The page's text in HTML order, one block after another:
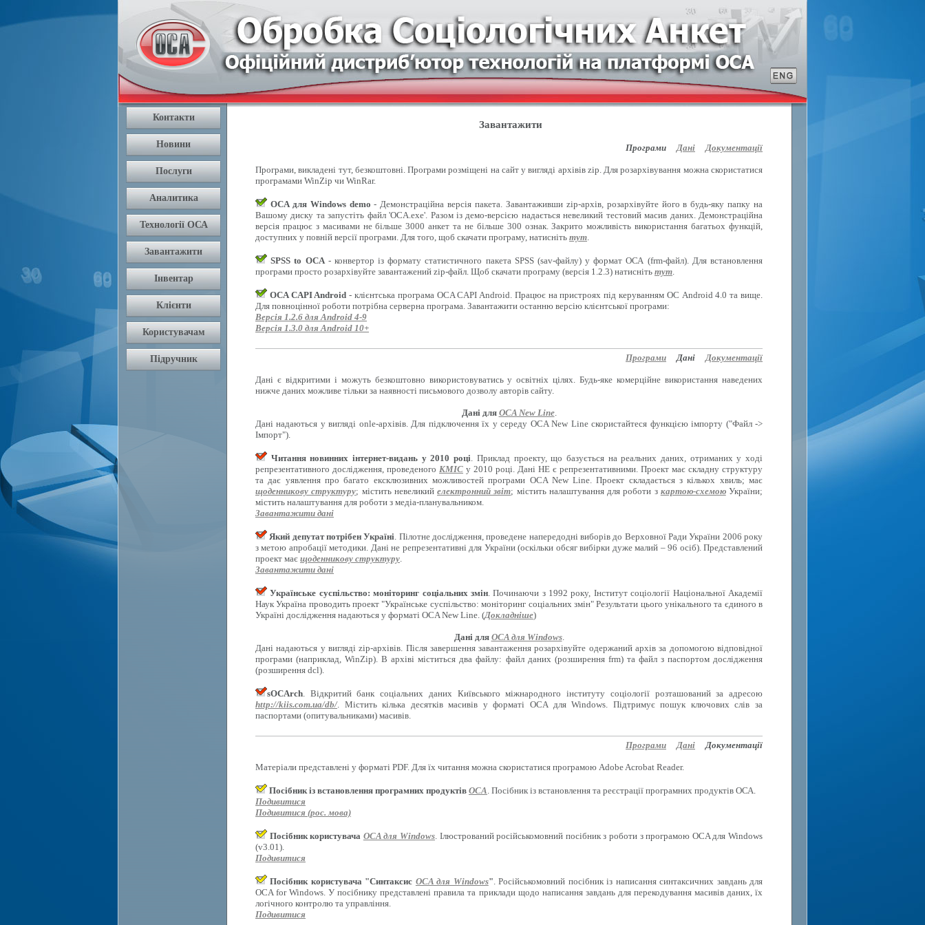
Завантажити
ПрограмиДані Документації
Програми, викладені тут, безкоштовні. Програми розміщені на сайт у вигляді архівів zip. Для розархівування можна скористатися
програмами WinZip чи WinRar.
OCA для Windows demo - Демонстраційна версія пакета. Завантаживши zip-архів, розархівуйте його в будь-яку папку на
Вашому диску та запустіть файл 'OCA.exe'. Разом із демо-версією надається невеликий тестовий масив даних. Демонстраційна
версія працює з масивами не більше 3000 анкет та не більше 300 ознак. Закрито можливість використання багатьох функцій,
доступних у повній версії програми. Для того, щоб скачати програму, натисніть тут.
SPSS to OCA- конвертор із формату статистичного пакета SPSS (sav-файлу) у формат ОСА (frm-файл). Для встановлення
програми просто розархівуйте завантажений zip-файл. Щоб скачати програму (версія 1.2.3) натисніть тут.
OCA CAPI Android - клієнтська програма OCA CAPI Android. Працює на пристроях під керуванням ОС Android 4.0 та вище.
Для повноцінної роботи потрібна серверна програма. Завантажити останню версію клієнтської програми:
Версія 1.2.6 для Android 4-9
Версія 1.3.0 для Android 10+
Програми ДаніДокументації
Дані є відкритими і можуть безкоштовно використовуватись у освітніх цілях. Будь-яке комерційне використання наведених
нижче даних можливе тільки за наявності письмового дозволу авторів сайту.
Дані для OCA New Line.
Дані надаються у вигляді onle-архівів. Для підключення їх у середу OCA New Line скористайтеся функцією імпорту ("Файл ->
Імпорт").
Читання новинних інтернет-видань у 2010 році. Приклад проекту, що базується на реальних даних, отриманих у ході
репрезентативного дослідження, проведеного КМІС у 2010 році. Дані НЕ є репрезентативними. Проект має складну структуру
та дає уявлення про багато ексклюзивних можливостей програми OCA New Line. Проект складається з кількох хвиль; має
щоденникову структуру; містить невеликий електронний звіт; містить налаштування для роботи з картою-схемоюУкраїни;
містить налаштування для роботи з медіа-планувальником.
Завантажити дані
Який депутат потрібен Україні. Пілотне дослідження, проведене напередодні виборів до Верховної Ради України 2006 року
з метою апробації методики. Дані не репрезентативні для України (оскільки обсяг вибірки дуже малий – 96 осіб). Представлений
проект має щоденникову структуру.
Завантажити дані
Українське суспільство: моніторинг соціальних змін. Починаючи з 1992 року, Інститут соціології Національної Академії
Наук Україна проводить проект "Українське суспільство: моніторинг соціальних змін" Результати цього унікального та єдиного в
Україні дослідження надаються у форматі OCA New Line. (Докладніше)
Дані для OCA для Windows.
Дані надаються у вигляді zip-архівів. Після завершення завантаження розархівуйте одержаний архів за допомогою відповідної
програми (наприклад, WinZip). В архіві міститься два файлу: файл даних (розширення frm) та файл з паспортом дослідження
(розширення dcl).
sOCArch. Відкритий банк соціальних даних Київського міжнародного інституту соціології розташований за адресою
http://kiis.com.ua/db/. Містить кілька десятків масивів у форматі OCA для Windows. Підтримує пошук ключових слів за
паспортами (опитувальниками) масивів.
Програми Дані Документації
Матеріали представлені у форматі PDF. Для їх читання можна скористатися програмою Adobe Acrobat Reader.
Посібник із встановлення програмних продуктів OCA. Посібник із встановлення та реєстрації програмних продуктів ОСА.
Подивитися
Подивитися (рос. мова)
Посібник користувача OCA для Windows. Ілюстрований російськомовний посібник з роботи з програмою OCA для Windows
(v3.01).
Подивитися
Посібник користувача "Синтаксис OCA для Windows". Російськомовний посібник із написання синтаксичних завдань для
OCA for Windows. У посібнику представлені правила та приклади щодо написання завдань для перекодування масивів даних, їх
логічного контролю та управління.
Подивитися